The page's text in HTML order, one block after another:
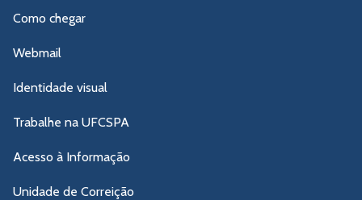
Como chegar
Webmail
Identidade visual
Trabalhe na UFCSPA
Acesso à Informação
Unidade de Correição